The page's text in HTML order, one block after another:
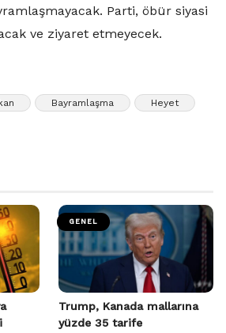
Parti, öbür siyasi
ve ziyaret etmeyecek.
Bayramlaşma
Heyet
GENEL
Trump, Kanada mallarına
yüzde 35 tarife